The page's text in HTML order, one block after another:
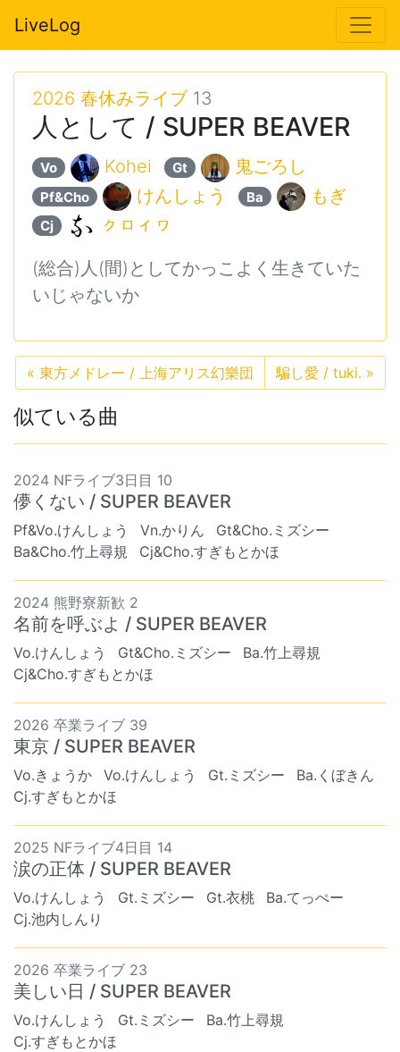
LiveLog
2026 春休みライブ13
人として / SUPER BEAVER
Vo Kohei Gt 鬼ごろし
Pf&Cho けんしょう Ba もぎ
Cj ㇰㇿィヮ
(総合)人(間)としてかっこよく生きていた
いじゃないか
« 東方メドレー / 上海アリス幻樂団 騙し愛 / tuki. »
似ている曲
2024 NFライブ3日目 10
儚くない / SUPER BEAVER
Pf&Vo.けんしょう Vn.かりん
Gt&Cho.ミズシー
Ba&Cho.竹上尋規
Cj&Cho.すぎもとかほ
2024 熊野寮新歓 2
名前を呼ぶよ / SUPER BEAVER
Vo.けんしょう Gt&Cho.ミズシー
Ba.竹上尋規
Cj&Cho.すぎもとかほ
2026 卒業ライブ 39
東京 / SUPER BEAVER
Vo.きょうか Vo.けんしょう Gt.ミズシー
Ba.くぼきん
Cj.すぎもとかほ
2025 NFライブ4日目 14
涙の正体 / SUPER BEAVER
Vo.けんしょう Gt.ミズシー Gt.衣桃
Ba.てっぺー
Cj.池内しんり
2026 卒業ライブ 23
美しい日 / SUPER BEAVER
Vo.けんしょう Gt.ミズシー
Ba.竹上尋規
Cj.すぎもとかほ